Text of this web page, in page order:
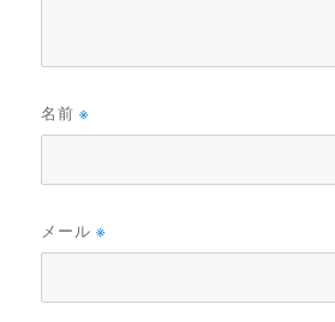
名前※
メール※